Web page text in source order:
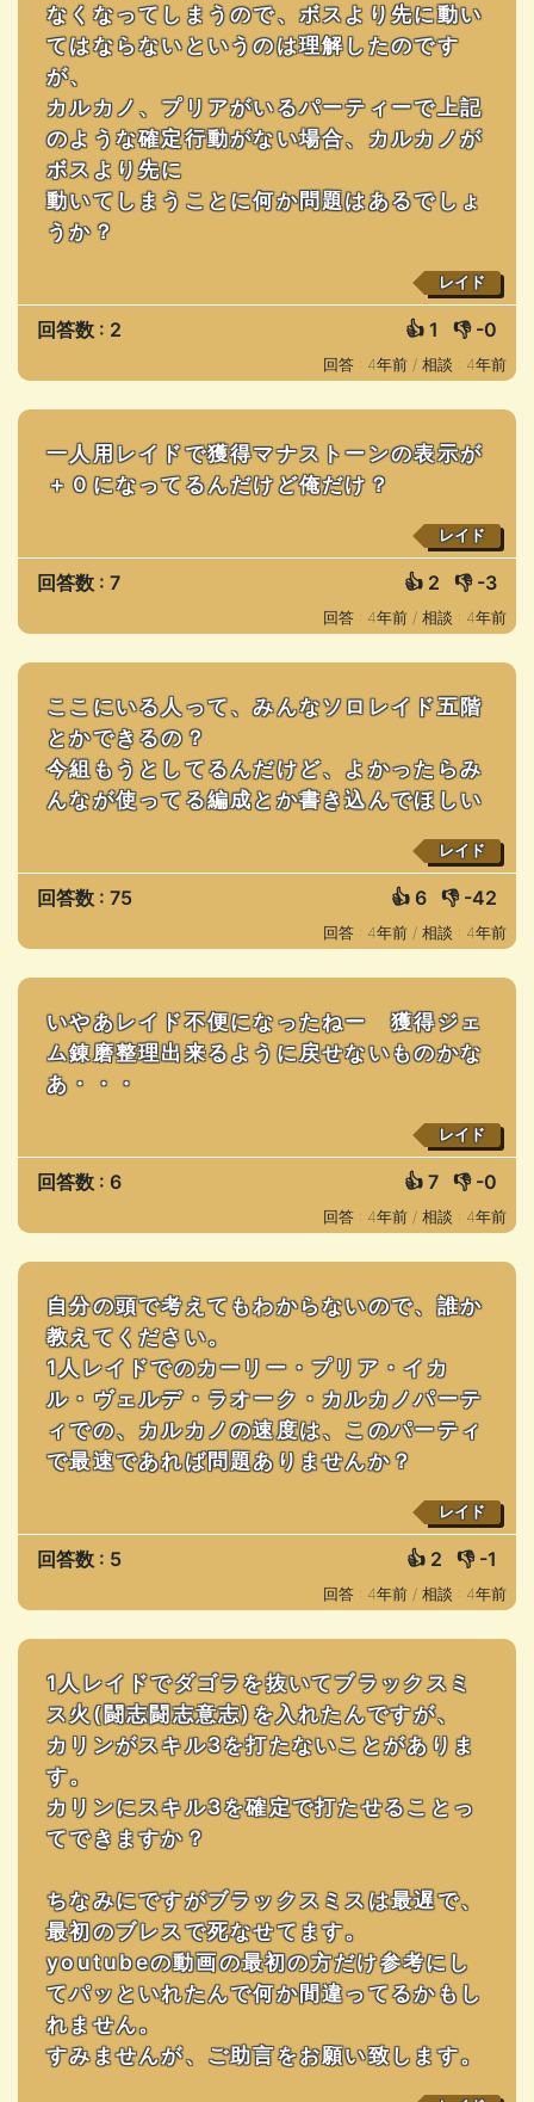
なくなってしまうので、ボスより先に動い
てはならないというのは理解したのです
が、
カルカノ、プリアがいるパーティーで上記
のような確定行動がない場合、カルカノが
ボスより先に
動いてしまうことに何か問題はあるでしょ
うか？
レイド
回答数 : 2 👍 1 👎 -0
回答 : 4年前 / 相談 : 4年前
一人用レイドで獲得マナストーンの表示が
＋０になってるんだけど俺だけ？
レイド
回答数 : 7 👍 2 👎 -3
回答 : 4年前 / 相談 : 4年前
ここにいる人って、みんなソロレイド五階
とかできるの？
今組もうとしてるんだけど、よかったらみ
んなが使ってる編成とか書き込んでほしい
レイド
回答数 : 75 👍 6 👎 -42
回答 : 4年前 / 相談 : 4年前
いやあレイド不便になったねー 獲得ジェ
ム錬磨整理出来るように戻せないものかな
あ・・・
レイド
回答数 : 6 👍 7 👎 -0
回答 : 4年前 / 相談 : 4年前
自分の頭で考えてもわからないので、誰か
教えてください。
1人レイドでのカーリー・プリア・イカ
ル・ヴェルデ・ラオーク・カルカノパーテ
ィでの、カルカノの速度は、このパーティ
で最速であれば問題ありませんか？
レイド
回答数 : 5 👍 2 👎 -1
回答 : 4年前 / 相談 : 4年前
1人レイドでダゴラを抜いてブラックスミ
ス火(闘志闘志意志)を入れたんですが、
カリンがスキル3を打たないことがありま
す。
カリンにスキル3を確定で打たせることっ
てできますか？
ちなみにですがブラックスミスは最遅で、
最初のブレスで死なせてます。
youtubeの動画の最初の方だけ参考にし
てパッといれたんで何か間違ってるかもし
れません。
すみませんが、ご助言をお願い致します。